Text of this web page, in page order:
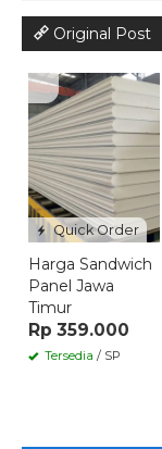
Original Post
Quick Order
Harga Sandwich
Panel Jawa
Timur
Rp 359.000
Tersedia / SP